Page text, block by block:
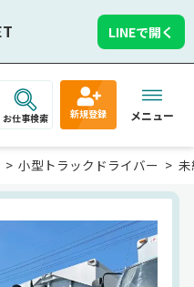
LINEで開く
お仕事検索 新規登録 メニュー
小型トラックドライバー